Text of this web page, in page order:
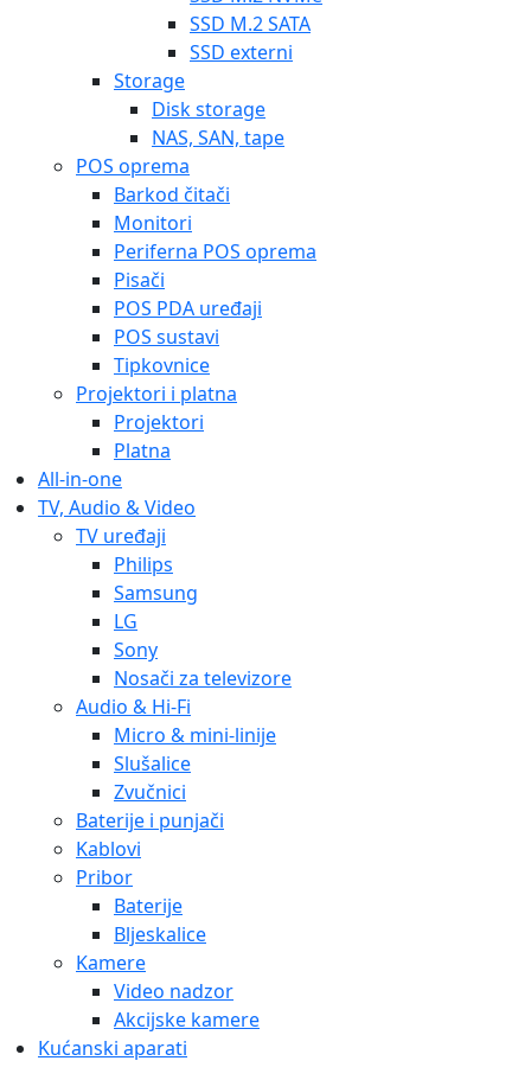
SSD M.2 SATA
SSD externi
Storage
Disk storage
NAS, SAN, tape
POS oprema
Barkod čitači
Monitori
Periferna POS oprema
Pisači
POS PDA uređaji
POS sustavi
Tipkovnice
Projektori i platna
Projektori
Platna
All-in-one
TV, Audio & Video
TV uređaji
Philips
Samsung
LG
Sony
Nosači za televizore
Audio & Hi-Fi
Micro & mini-linije
Slušalice
Zvučnici
Baterije i punjači
Kablovi
Pribor
Baterije
Bljeskalice
Kamere
Video nadzor
Akcijske kamere
Kućanski aparati